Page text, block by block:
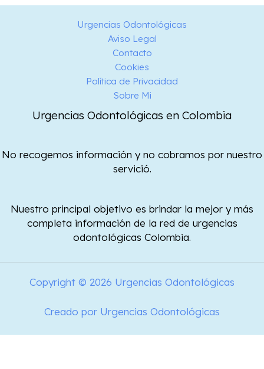
Urgencias Odontológicas
Aviso Legal
Contacto
Cookies
Política de Privacidad
Sobre Mi
Urgencias Odontológicas en Colombia
No recogemos información y no cobramos por nuestro
servició.
Nuestro principal objetivo es brindar la mejor y más
completa información de la red de urgencias
odontológicas Colombia.
Copyright © 2026 Urgencias Odontológicas
Creado por Urgencias Odontológicas